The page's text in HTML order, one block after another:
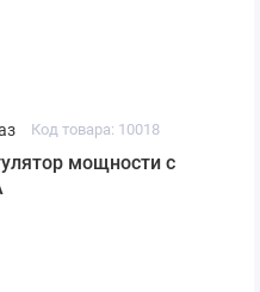
Код товара: 10018
мощности с